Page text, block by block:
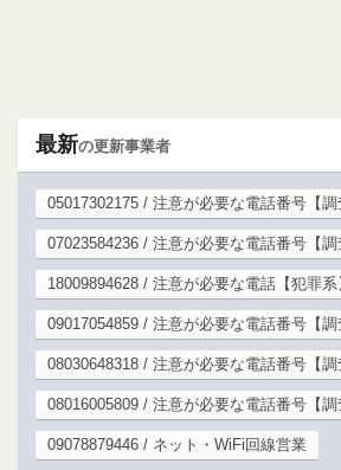
最新の更新事業者
05017302175 / 注意が必要な電話番号【調
07023584236 / 注意が必要な電話番号【調
18009894628 / 注意が必要な電話【犯罪系
09017054859 / 注意が必要な電話番号【調
08030648318 / 注意が必要な電話番号【調
08016005809 / 注意が必要な電話番号【調
09078879446 / ネット・WiFi回線営業